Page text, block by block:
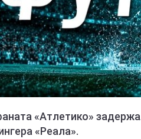
«Атлетико»
«Реала».